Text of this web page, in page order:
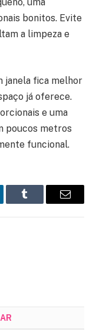
uma
bonitos. Evite
a limpeza e
janela fica melhor
já oferece.
e uma
poucos metros
funcional.
Tumblr Email